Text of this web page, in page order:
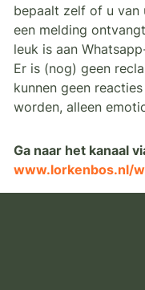
bepaalt zelf of u van
een melding
leuk is aan
Er is (nog) geen
kunnen geen
worden, alleen
Ga naar het kanaal
www.lorkenbos.nl/